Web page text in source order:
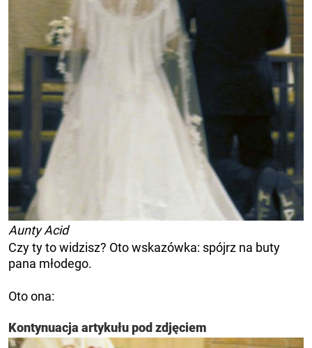
Aunty Acid
Czy ty to widzisz? Oto wskazówka: spójrz na buty
pana młodego.
Oto ona:
Kontynuacja artykułu pod zdjęciem